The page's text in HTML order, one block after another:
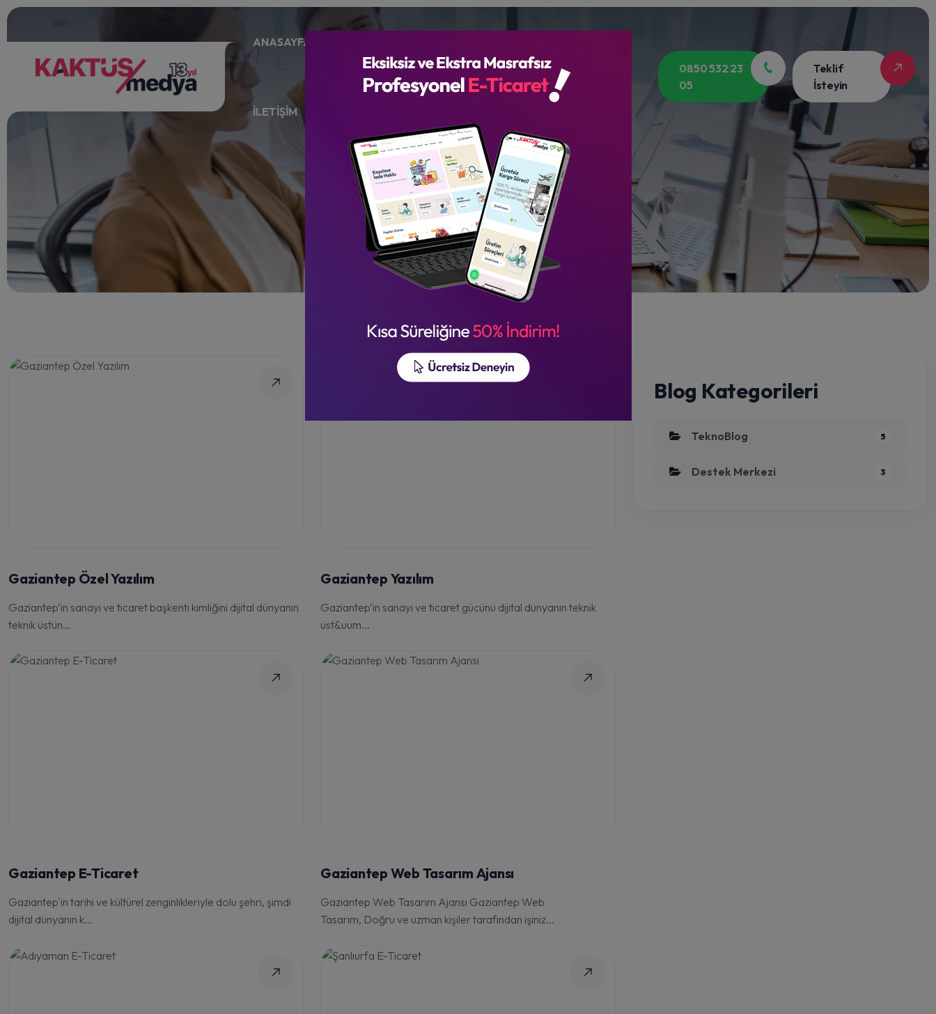
ANASAYFA
İLETİŞİM
0850 532 23
05
Teklif
İsteyin
Web Tasarım
Anasayfa Blog Web Tasarım
Gaziantep Özel Yazılım
Gaziantep’in sanayi ve ticaret başkenti kimliğini dijital dünyanın
teknik üstün...
Gaziantep Yazılım
Gaziantep’in sanayi ve ticaret gücünü dijital dünyanın teknik
üst&uum...
Gaziantep E-Ticaret
Gaziantep'in tarihi ve kültürel zenginlikleriyle dolu şehri, şimdi
dijital dünyanın k...
Gaziantep Web Tasarım Ajansı
Gaziantep Web Tasarım Ajansı Gaziantep Web
Tasarım, Doğru ve uzman kişiler tarafından işiniz...
Blog Kategorileri
TeknoBlog 5
Destek Merkezi 3